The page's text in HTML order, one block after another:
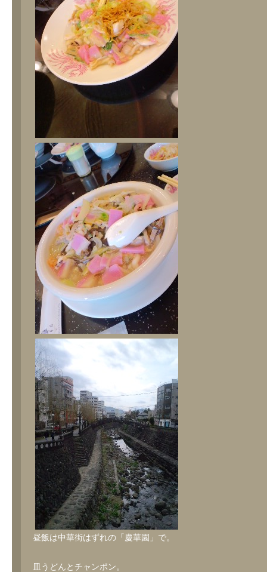
昼飯は中華街はずれの「慶華園」で。
皿うどんとチャンポン。